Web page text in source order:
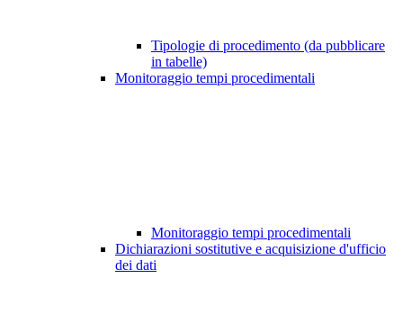
Tipologie di procedimento (da pubblicare
in tabelle)
Monitoraggio tempi procedimentali
Monitoraggio tempi procedimentali
Dichiarazioni sostitutive e acquisizione d'ufficio
dei dati